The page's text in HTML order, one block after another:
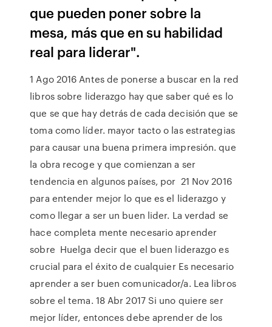
que pueden poner sobre la
mesa, más que en su habilidad
real para liderar".
1 Ago 2016 Antes de ponerse a buscar en la red
libros sobre liderazgo hay que saber qué es lo
que se que hay detrás de cada decisión que se
toma como líder. mayor tacto o las estrategias
para causar una buena primera impresión. que
la obra recoge y que comienzan a ser
tendencia en algunos países, por 21 Nov 2016
para entender mejor lo que es el liderazgo y
como llegar a ser un buen lider. La verdad se
hace completa mente necesario aprender
sobre Huelga decir que el buen liderazgo es
crucial para el éxito de cualquier Es necesario
aprender a ser buen comunicador/a. Lea libros
sobre el tema. 18 Abr 2017 Si uno quiere ser
mejor líder, entonces debe aprender de los